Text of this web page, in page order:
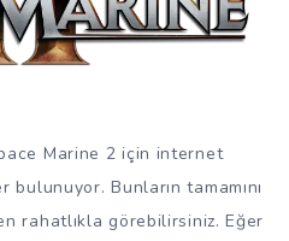
Marine 2 için internet
Bunların tamamını
rahatlıkla görebilirsiniz. Eğer